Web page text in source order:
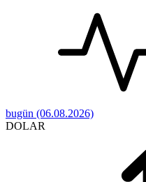
bugün (06.08.2026)
DOLAR